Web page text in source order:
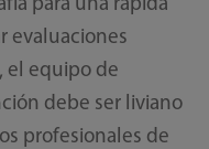
para una rápida
evaluaciones
el equipo de
debe ser liviano
profesionales de